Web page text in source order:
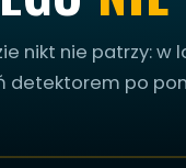
nikt nie patrzy:
detektorem po
ABY SKANOWAĆ